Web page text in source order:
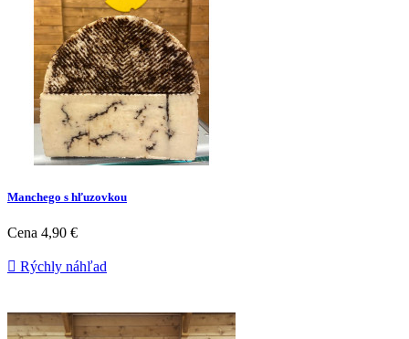
Manchego s hľuzovkou
Cena 4,90 €
 Rýchly náhľad